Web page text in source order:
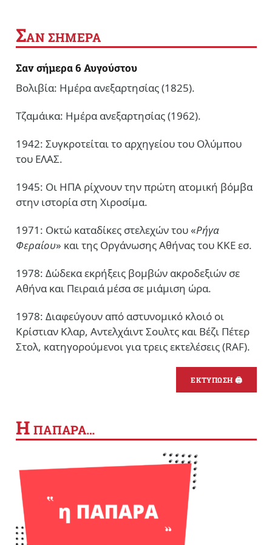
ΣΑΝ ΣΗΜΕΡΑ
Σαν σήμερα 6 Αυγούστου
Βολιβία: Ημέρα ανεξαρτησίας (1825).
Τζαμάικα: Ημέρα ανεξαρτησίας (1962).
1942: Συγκροτείται το αρχηγείου του Ολύμπου
του ΕΛΑΣ.
1945: Οι ΗΠΑ ρίχνουν την πρώτη ατομική βόμβα
στην ιστορία στη Χιροσίμα.
1971: Οκτώ καταδίκες στελεχών του «Ρήγα
Φεραίου» και της Οργάνωσης Αθήνας του ΚΚΕ εσ.
1978: Δώδεκα εκρήξεις βομβών ακροδεξιών σε
Αθήνα και Πειραιά μέσα σε μιάμιση ώρα.
1978: Διαφεύγουν από αστυνομικό κλοιό οι
Κρίστιαν Κλαρ, Αντελχάιντ Σουλτς και Βέζι Πέτερ
Στολ, κατηγορούμενοι για τρεις εκτελέσεις (RAF).
ΕΚΤΥΠΩΣΗ 🖨
Η ΠΑΠΑΡΑ…